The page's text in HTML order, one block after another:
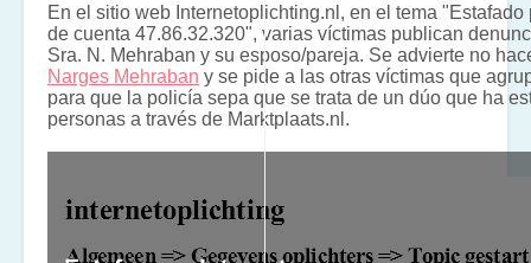
En el sitio web Internetoplichting.nl, en el tema
de cuenta 47.86.32.320", varias víctimas publican
Sra. N. Mehraban y su esposo/pareja. Se advierte no
Narges Mehraban y se pide a las otras víctimas que
para que la policía sepa que se trata de un dúo que ha
personas a través de Marktplaats.nl.